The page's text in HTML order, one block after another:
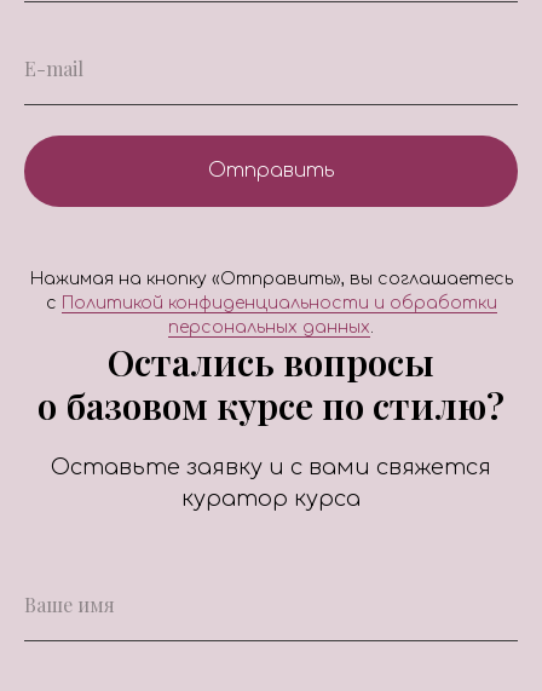
Отправить
Нажимая на кнопку «Отправить», вы соглашаетесь
с
Политикой конфиденциальности и обработки
персональных данных.
Начать базовый курс по
стилю можно в удобное
для вас время или
по расписанию с 15
августа
При оплате сразу
Остались вопросы
о базовом курсе по стилю?
Оставьте заявку и с вами свяжется
куратор курса